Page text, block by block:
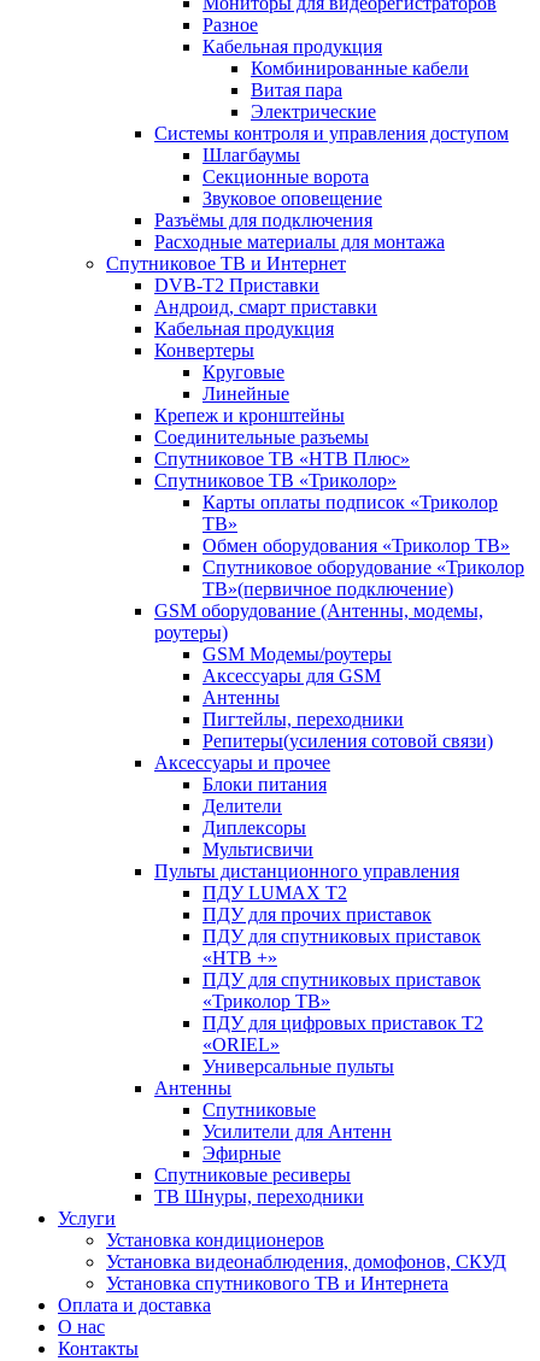
Разное
Кабельная продукция
Комбинированные кабели
Витая пара
Электрические
Системы контроля и управления доступом
Шлагбаумы
Секционные ворота
Звуковое оповещение
Разъёмы для подключения
Расходные материалы для монтажа
Спутниковое ТВ и Интернет
DVB-Т2 Приставки
Андроид, смарт приставки
Кабельная продукция
Конвертеры
Круговые
Линейные
Крепеж и кронштейны
Соединительные разъемы
Спутниковое ТВ «НТВ Плюс»
Спутниковое ТВ «Триколор»
Карты оплаты подписок «Триколор
ТВ»
Обмен оборудования «Триколор ТВ»
Спутниковое оборудование «Триколор
ТВ»(первичное подключение)
GSM оборудование (Антенны, модемы,
роутеры)
GSM Модемы/роутеры
Аксессуары для GSM
Антенны
Пигтейлы, переходники
Репитеры(усиления сотовой связи)
Аксессуары и прочее
Блоки питания
Делители
Диплексоры
Мультисвичи
Пульты дистанционного управления
ПДУ LUMAX Т2
ПДУ для прочих приставок
ПДУ для спутниковых приставок
«НТВ +»
ПДУ для спутниковых приставок
«Триколор ТВ»
ПДУ для цифровых приставок Т2
«ORIEL»
Универсальные пульты
Антенны
Спутниковые
Усилители для Антенн
Эфирные
Спутниковые ресиверы
ТВ Шнуры, переходники
Услуги
Установка кондиционеров
Установка видеонаблюдения, домофонов, СКУД
Установка спутникового ТВ и Интернета
Оплата и доставка
О нас
Контакты